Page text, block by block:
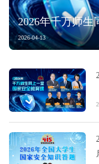
2026年千万师生
2026-04-13